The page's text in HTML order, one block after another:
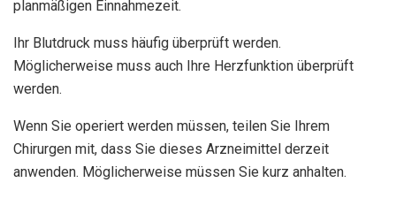
planmäßigen Einnahmezeit.
Ihr Blutdruck muss häufig überprüft werden.
Möglicherweise muss auch Ihre Herzfunktion überprüft
werden.
Wenn Sie operiert werden müssen, teilen Sie Ihrem
Chirurgen mit, dass Sie dieses Arzneimittel derzeit
anwenden. Möglicherweise müssen Sie kurz anhalten.